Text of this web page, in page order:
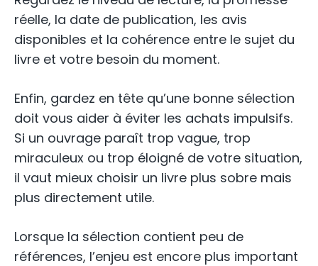
réelle, la date de publication, les avis
disponibles et la cohérence entre le sujet du
livre et votre besoin du moment.
Enfin, gardez en tête qu’une bonne sélection
doit vous aider à éviter les achats impulsifs.
Si un ouvrage paraît trop vague, trop
miraculeux ou trop éloigné de votre situation,
il vaut mieux choisir un livre plus sobre mais
plus directement utile.
Lorsque la sélection contient peu de
références, l’enjeu est encore plus important